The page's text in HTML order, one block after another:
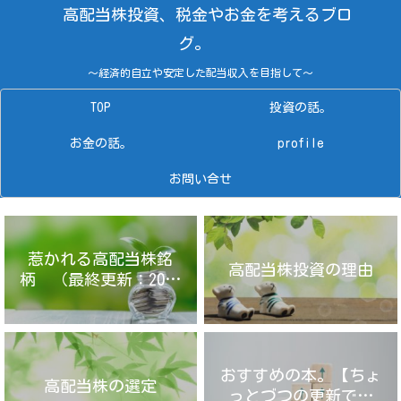
高配当株投資、税金やお金を考えるブロ
グ。
～経済的自立や安定した配当収入を目指して～
TOP 投資の話。
お金の話。 profile
お問い合せ
惹かれる高配当株銘
柄 （最終更新：2025
年4月14日）
高配当株投資の理由
高配当株の選定
おすすめの本。【ちょ
っとづつの更新です